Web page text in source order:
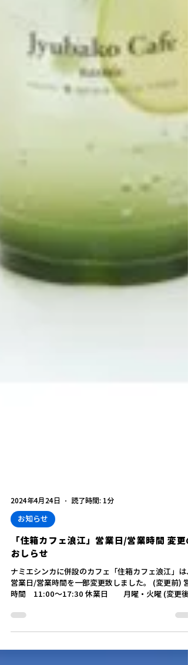
2024年4月24日
お知らせ
「住箱カフェ浪江」営業日/営業時間 変更
おしらせ
ナミエシンカに併設のカフェ「住箱カフェ浪江」は
営業日/営業時間を一部変更致しました。 (変更前) 営
営業時間 11:00～17:00 （営業時間の短縮） 休業